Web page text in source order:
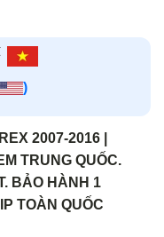
)
2007-2016 |
TRUNG QUỐC.
BẢO HÀNH 1
TOÀN QUỐC